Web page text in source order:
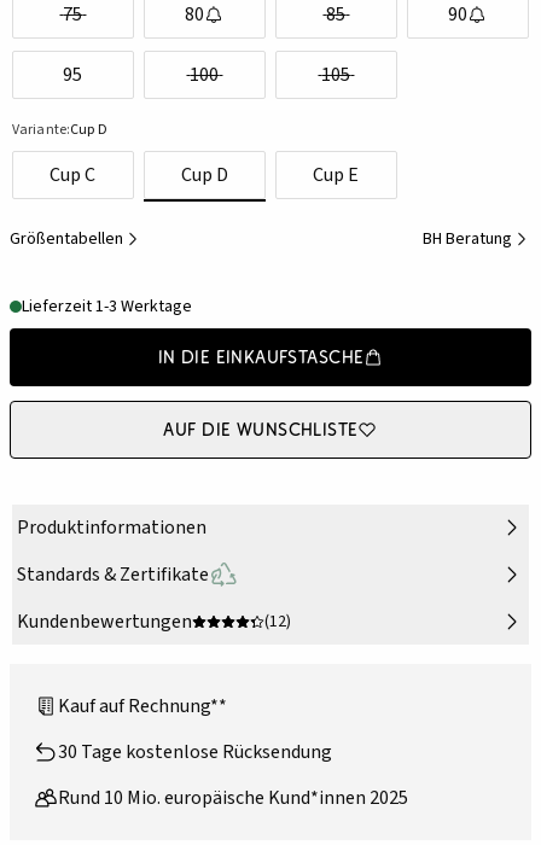
75 80 85 90
95 100 105
Variante:Cup D
Cup C Cup D Cup E
Größentabellen BH Beratung
Lieferzeit 1-3 Werktage
In die Einkaufstasche
Auf die Wunschliste
Produktinformationen
Standards & Zertifikate
Kundenbewertungen
(12)
Kauf auf Rechnung**
30 Tage kostenlose Rücksendung
Rund 10 Mio. europäische Kund*innen 2025